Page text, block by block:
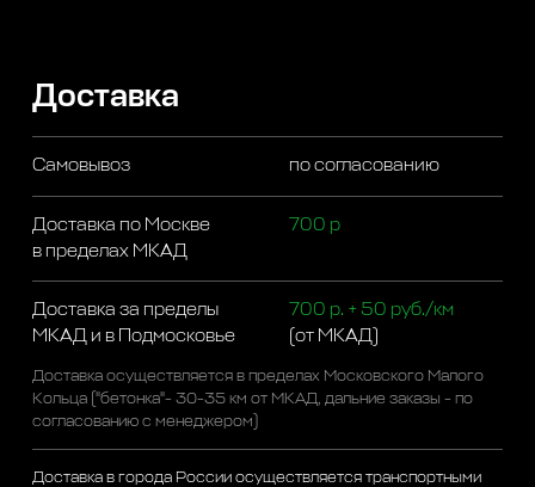
Доставка
Самовывоз по согласованию
Доставка по Москве
в пределах МКАД
700 р
Доставка за пределы
МКАД и в Подмосковье
700 р. + 50 руб./км
(от МКАД)
Доставка осуществляется в пределах Московского Малого
Кольца ("бетонка"- 30-35 км от МКАД, дальние заказы - по
согласованию с менеджером)
Доставка в города России осуществляется транспортными